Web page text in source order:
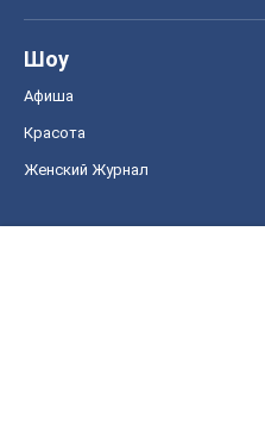
Шоу
Афиша
Красота
Женский Журнал